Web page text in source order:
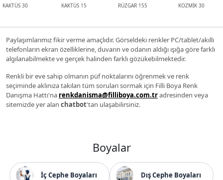
KAKTÜS 30 KAKTÜS 15 RÜZGAR 155 KOZMİK 30
Paylaşımlarımız fikir verme amaçlıdır. Görseldeki renkler PC/tablet/akıllı
telefonların ekran özelliklerine, duvarın ve odanın aldığı ışığa göre farklı
algılanabilmekte ve gerçek halinden farklı gözükebilmektedir.
Renkli bir eve sahip olmanın püf noktalarını öğrenmek ve renk
seçiminde aklınıza takılan tüm soruları sormak için Filli Boya Renk
Danışma Hattı'na renkdanisma@filliboya.com.tradresinden veya
sitemizde yer alan chatbot'tan ulaşabilirsiniz.
Boyalar
İç Cephe Boyaları Dış Cephe Boyaları